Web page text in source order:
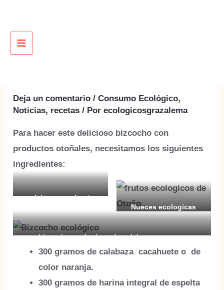
contenido
MAIN
RECETA DE BIZCOCHO
Deja un comentario /Consumo Ecológico,
Noticias, recetas / Porecologicosgrazalema
Para hacer este delicioso bizcocho con
productos otoñales, necesitamos los siguientes
ingredientes:
calabaza cacahuete
Nueces ecologicas
bizcocho ecologicos de calabaza y nueces
300 gramos decalabazacacahuete o de
color naranja.
300 gramos de harina integral de espelta